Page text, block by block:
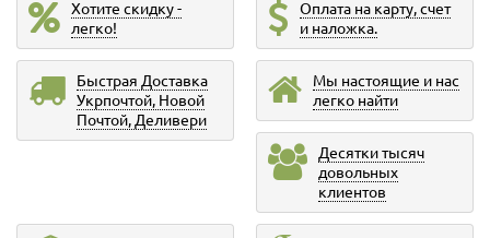
Хотите скидку -
легко!
Оплата на карту, счет
и наложка.
Быстрая Доставка
Укрпочтой, Новой
Почтой, Деливери
Мы настоящие и нас
легко найти
Десятки тысяч
довольных
клиентов